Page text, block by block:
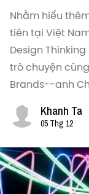
Nhằm hiểu
tiên tại Việt
Design
trò chuyện
Brands--anh
Khanh Ta
05 Thg 12